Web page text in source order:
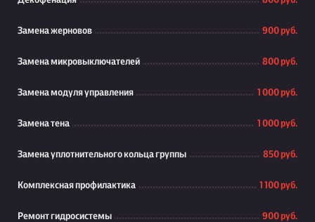
Замена жерновов 900 руб.
Замена микровыключателей 800 руб.
Замена модуля управления 1 000 руб.
Замена тена 1 000 руб.
Замена уплотнительного кольца группы 850 руб.
Комплексная профилактика 1 100 руб.
Ремонт гидросистемы 900 руб.